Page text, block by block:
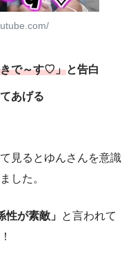
で～す♡」と告白
あげる
見るとゆんさんを意識
した。
性が素敵」 と言われて